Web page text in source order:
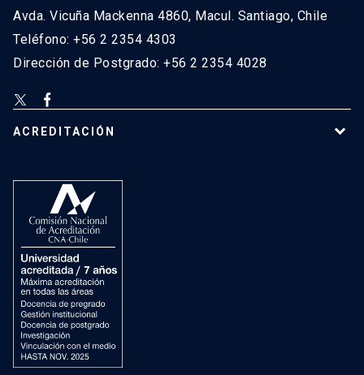
Avda. Vicuña Mackenna 4860, Macul. Santiago, Chile
Teléfono: +56 2 2354 4303
Dirección de Postgrado: +56 2 2354 4028
ACREDITACIÓN